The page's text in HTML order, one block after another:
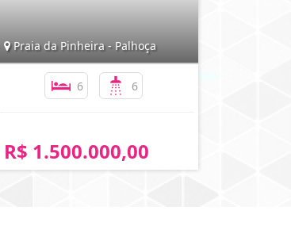
Praia da Pinheira - Palhoça
6 6
R$ 1.500.000,00